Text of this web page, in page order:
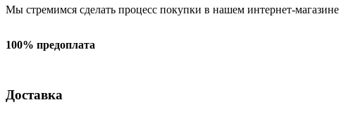
Мы стремимся сделать процесс покупки в нашем интернет-
100% предоплата
Доставка